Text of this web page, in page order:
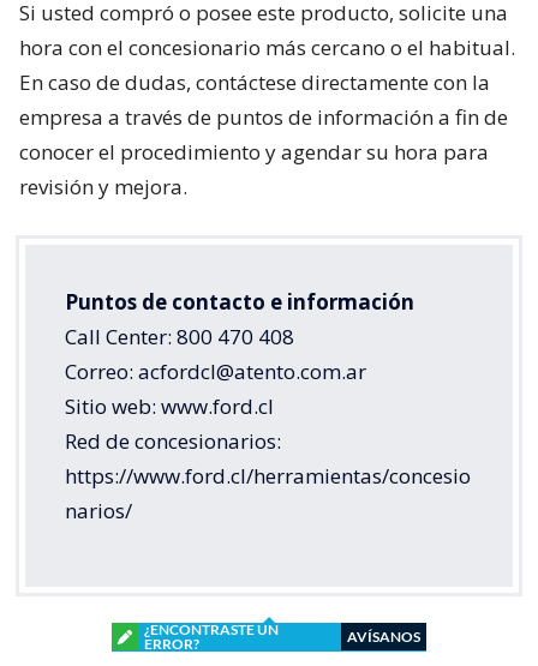
Si usted compró o posee este producto, solicite una
hora con el concesionario más cercano o el habitual.
En caso de dudas, contáctese directamente con la
empresa a través de puntos de información a fin de
conocer el procedimiento y agendar su hora para
revisión y mejora.
Puntos de contacto e información
Call Center: 800 470 408
Correo: acfordcl@atento.com.ar
Sitio web: www.ford.cl
Red de concesionarios:
https://www.ford.cl/herramientas/concesio
narios/
¿ENCONTRASTE UN
ERROR?
AVÍSANOS